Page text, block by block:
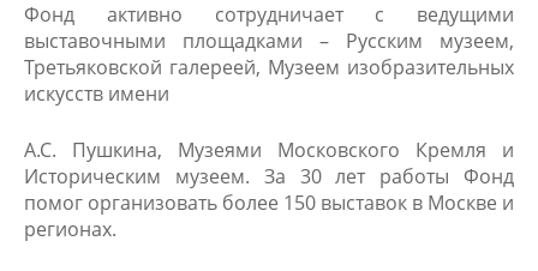
Фонд активно сотрудничает с ведущими
выставочными площадками – Русским музеем,
Третьяковской галереей, Музеем изобразительных
искусств имени
А.С. Пушкина, Музеями Московского Кремля и
Историческим музеем. За 30 лет работы Фонд
помог организовать более 150 выставок в Москве и
регионах.